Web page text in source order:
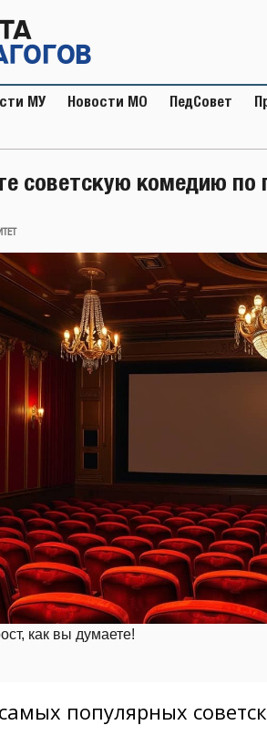
МУ Новости МО ПедСовет
советскую комедию по
как вы думаете!